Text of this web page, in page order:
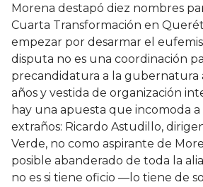
Morena destapó diez nombres
Cuarta Transformación en
empezar por desarmar el
disputa no es una coordinación
precandidatura a la gubernatura
años y vestida de organización
hay una apuesta que incomoda a
extraños: Ricardo Astudillo,
Verde, no como aspirante de
posible abanderado de toda la
no es si tiene oficio —lo tiene de